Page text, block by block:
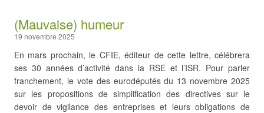
(Mauvaise) humeur
19 novembre 2025
En mars prochain, le CFIE, éditeur de cette lettre, célébrera
ses 30 années d’activité dans la RSE et l’ISR. Pour parler
franchement, le vote des eurodéputés du 13 novembre 2025
sur les propositions de simplification des directives sur le
devoir de vigilance des entreprises et leurs obligations de